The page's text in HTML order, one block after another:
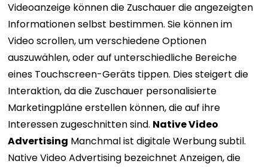
Videoanzeige können die Zuschauer die angezeigten
Informationen selbst bestimmen. Sie können im
Video scrollen, um verschiedene Optionen
auszuwählen, oder auf unterschiedliche Bereiche
eines Touchscreen-Geräts tippen. Dies steigert die
Interaktion, da die Zuschauer personalisierte
Marketingpläne erstellen können, die auf ihre
Interessen zugeschnitten sind. Native Video
Advertising Manchmal ist digitale Werbung subtil.
Native Video Advertising bezeichnet Anzeigen, die